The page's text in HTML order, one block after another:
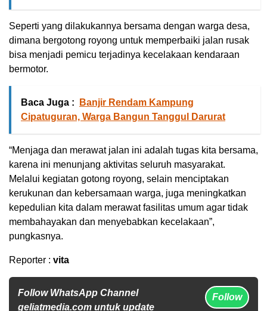
Seperti yang dilakukannya bersama dengan warga desa,
dimana bergotong royong untuk memperbaiki jalan rusak
bisa menjadi pemicu terjadinya kecelakaan kendaraan
bermotor.
Baca Juga :
Banjir Rendam Kampung
Cipatuguran, Warga Bangun Tanggul Darurat
“Menjaga dan merawat jalan ini adalah tugas kita bersama,
karena ini menunjang aktivitas seluruh masyarakat.
Melalui kegiatan gotong royong, selain menciptakan
kerukunan dan kebersamaan warga, juga meningkatkan
kepedulian kita dalam merawat fasilitas umum agar tidak
membahayakan dan menyebabkan kecelakaan”,
pungkasnya.
Reporter : vita
Follow WhatsApp Channel
geliatmedia.com untuk update
Follow